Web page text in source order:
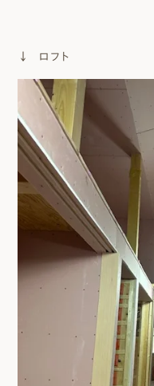
ファーストプランを試す
↓ ロフト